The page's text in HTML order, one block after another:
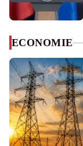
ECONOMIE